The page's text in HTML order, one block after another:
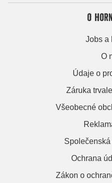
O
Jobs a
O
Údaje o
Záruka
Všeobecné
Ochrana
Zákon o